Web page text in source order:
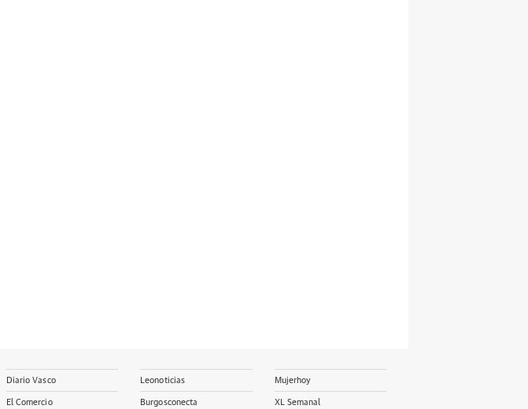
Diario Vasco
El Comercio
Leonoticias
Burgosconecta
Mujerhoy
XL Semanal